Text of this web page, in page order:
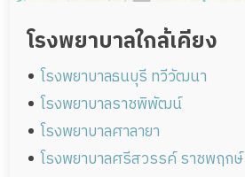
โรงพยาบาลใกล้เคียง
โรงพยาบาลธนบุรี ทวีวัฒนา
โรงพยาบาลราชพิพัฒน์
โรงพยาบาลศาลายา
โรงพยาบาลศรีสวรรค์ ราชพฤกษ์